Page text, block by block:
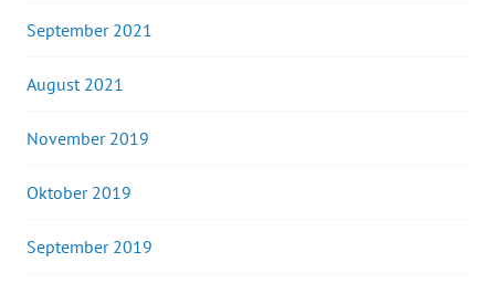
September 2021
August 2021
November 2019
Oktober 2019
September 2019